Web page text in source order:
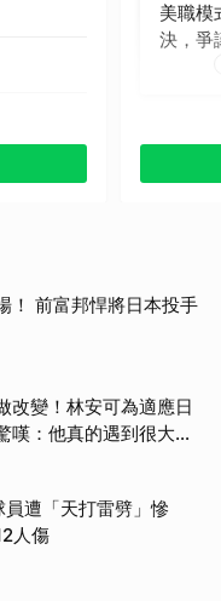
美職模
決，爭
！ 前富邦悍將日本投手
改變！林安可為適應日
：他真的遇到很大挫
遭「天打雷劈」慘
人傷